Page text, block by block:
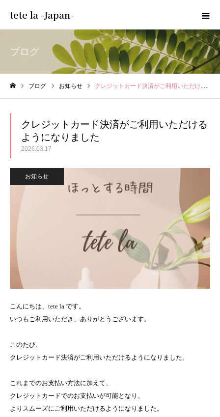
tete la -Japan-
ブログ
ブログ お知らせ クレジットカード決済がご利用いただけるようになりました
クレジットカード決済がご利用いただける
ようになりました
2026.03.17
お知らせ
こんにちは、tete la です。
いつもご利用いただき、ありがとうございます。
このたび、
クレジットカード決済がご利用いただけるようになりました。
これまでのお支払い方法に加えて、
クレジットカードでのお支払いが可能となり、
よりスムーズにご利用いただけるようになりました。